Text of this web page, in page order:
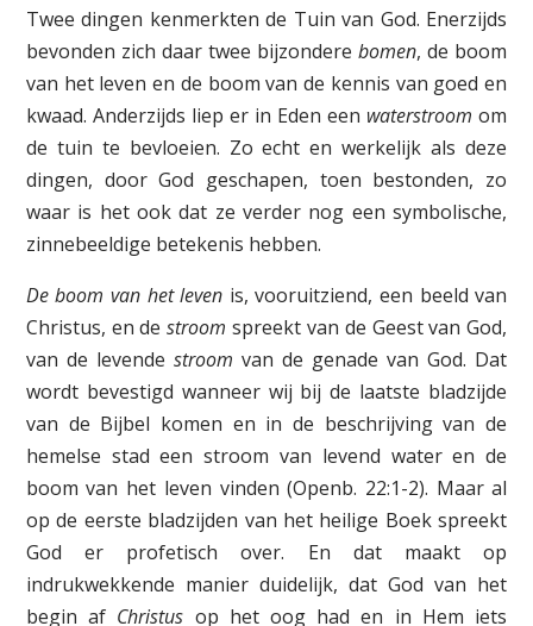
Twee dingen kenmerkten de Tuin van God. Enerzijds
bevonden zich daar twee bijzonderebomen, de boom
van het leven en de boom van de kennis van goed en
kwaad. Anderzijds liep er in Eden een waterstroom om
de tuin te bevloeien. Zo echt en werkelijk als deze
dingen, door God geschapen, toen bestonden, zo
waar is het ook dat ze verder nog een symbolische,
zinnebeeldige betekenis hebben.
De boom van het leven is, vooruitziend, een beeld van
Christus, en destroom spreekt van de Geest van God,
van de levende stroom van de genade van God. Dat
wordt bevestigd wanneer wij bij de laatste bladzijde
van de Bijbel komen en in de beschrijving van de
hemelse stad een stroom van levend water en de
boom van het leven vinden (Openb. 22:1-2). Maar al
op de eerste bladzijden van het heilige Boek spreekt
God er profetisch over. En dat maakt op
indrukwekkende manier duidelijk, dat God van het
begin af Christus op het oog had en in Hem iets